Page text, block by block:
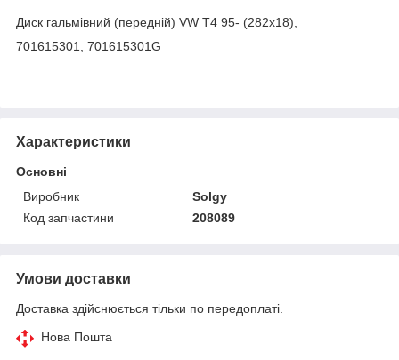
Диск гальмівний (передній) VW T4 95- (282x18),
701615301, 701615301G
Характеристики
Основні
Виробник
Solgy
Код запчастини
208089
Умови доставки
Доставка здійснюється тільки по передоплаті.
Нова Пошта